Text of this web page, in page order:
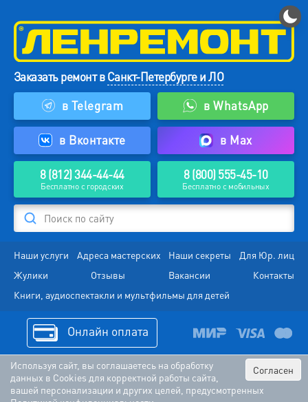
Заказать ремонт вСанкт-Петербурге и ЛО
в Telegram
в WhatsApp
в Вконтакте в Max
8 (812) 344-44-44
Бесплатно с городских
8 (800) 555-45-10
Бесплатно с мобильных
Поиск по сайту
Наши услуги Адреса мастерских Наши секреты
Для Юр. лиц
Жулики
Отзывы Вакансии
Контакты
Книги, аудиоспектакли и мультфильмы для детей
Онлайн оплата
Согласен
Используя сайт, вы соглашаетесь на обработку
данных в Cookies для корректной работы сайта,
вашей персонализации и других целей, предусмотренных